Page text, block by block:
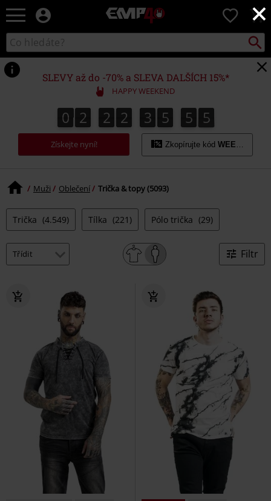
×
EMP
Hudba,
filmy
&
seriály,
Merch
pro
hráče,
Alternativní
móda
0
Katalog
vyhledávání
SLEVY až do -70% a SLEVA DALŠÍCH 15%*
HAPPY WEEKEND
0
0 2
2 2
2 2
2 3
3 5
5
5
5 5
5
5
5 3
4
3
5
4
Získejte nyní! Zkopírujte kód WEEKEND
Muži Oblečení Trička & topy (5093)
Trička (4.549) Tílka (221) Pólo trička (29)
Filtr